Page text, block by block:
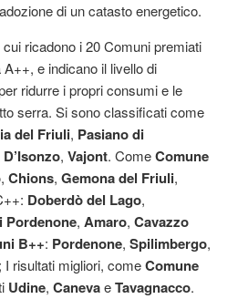
di un catasto energetico.
ricadono i 20 Comuni premiati
e indicano il livello di
ridurre i propri consumi e le
serra. Si sono classificati come
del Friuli, Pasiano di
, Vajont. ComeComune
, Chions, Gemona del Friuli,
Doberdò del Lago,
Pordenone, Amaro, Cavazzo
B++: Pordenone, Spilimbergo,
; I risultati migliori, comeComune
Udine, CanevaeTavagnacco.